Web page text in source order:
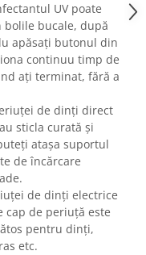
UV poate
bucale, după
apăsați butonul din
continuu timp de
ați terminat, fără a
de dinți direct
sticla curată și
atașa suportul
de încărcare
de dinți electrice
cap de periuță este
pentru dinți,
etc.